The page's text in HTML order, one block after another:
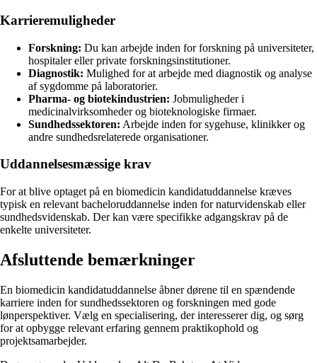
Karrieremuligheder
Forskning: Du kan arbejde inden for forskning på universiteter,
hospitaler eller private forskningsinstitutioner.
Diagnostik: Mulighed for at arbejde med diagnostik og analyse
af sygdomme på laboratorier.
Pharma- og biotekindustrien: Jobmuligheder i
medicinalvirksomheder og bioteknologiske firmaer.
Sundhedssektoren: Arbejde inden for sygehuse, klinikker og
andre sundhedsrelaterede organisationer.
Uddannelsesmæssige krav
For at blive optaget på en biomedicin kandidatuddannelse kræves
typisk en relevant bacheloruddannelse inden for naturvidenskab eller
sundhedsvidenskab. Der kan være specifikke adgangskrav på de
enkelte universiteter.
Afsluttende bemærkninger
En biomedicin kandidatuddannelse åbner dørene til en spændende
karriere inden for sundhedssektoren og forskningen med gode
lønperspektiver. Vælg en specialisering, der interesserer dig, og sørg
for at opbygge relevant erfaring gennem praktikophold og
projektsamarbejder.